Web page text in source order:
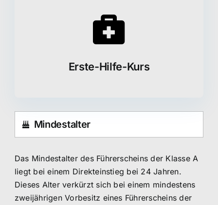
Erste-Hilfe-Kurs
Mindestalter
Das Mindestalter des Führerscheins der Klasse A
liegt bei einem Direkteinstieg bei 24 Jahren.
Dieses Alter verkürzt sich bei einem mindestens
zweijährigen Vorbesitz eines Führerscheins der